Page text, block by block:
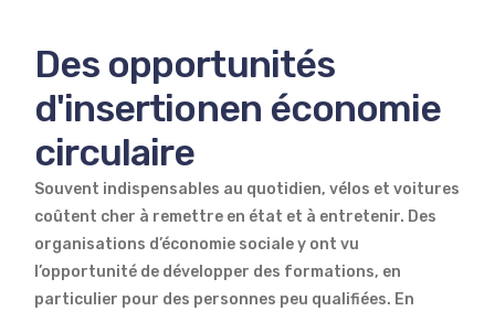
Des opportunités
d'insertionen économie
circulaire
Souvent indispensables au quotidien, vélos et voitures
coûtent cher à remettre en état et à entretenir. Des
organisations d’économie sociale y ont vu
l’opportunité de développer des formations, en
particulier pour des personnes peu qualifiées. En